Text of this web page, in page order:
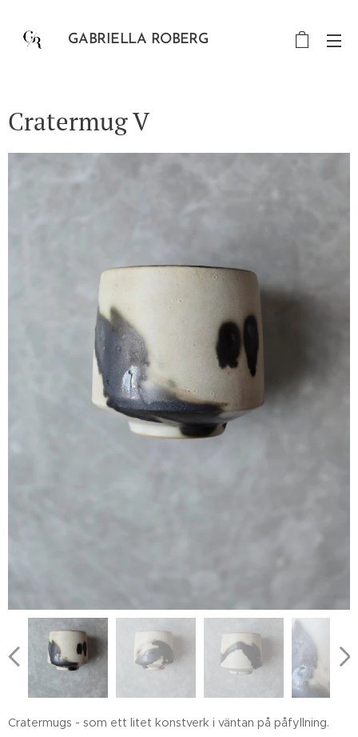
GABRIELLA ROBERG
Cratermug V
Cratermugs - som ett litet konstverk i väntan på påfyllning.